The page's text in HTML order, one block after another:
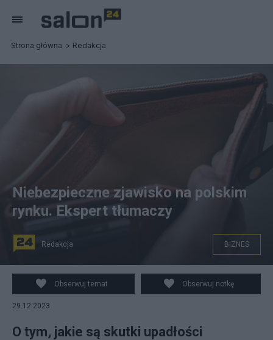
Strona główna Redakcja
Fot. Canva
Niebezpieczne zjawisko na polskim
rynku. Ekspert tłumaczy
Redakcja BIZNES
Obserwuj temat Obserwuj notkę
29.12.2023
O tym, jakie są skutki upadłości